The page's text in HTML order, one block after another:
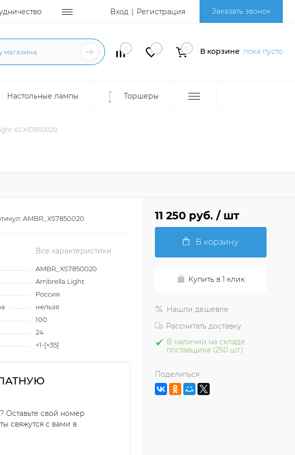
Вход Регистрация Заказать звонок
0 0 0 В корзине пока пусто
Настольные лампы Торшеры
XS XS7850020
AMBR_XS7850020
Все характеристики
AMBR_XS7850020
Ambrella Light
Россия
нельзя
100
24
+1-[+35]
Оставьте свой номер
свяжутся с вами в
11 250 руб. / шт
В корзину
Купить в 1 клик
Нашли дешевле
Рассчитать доставку
В наличии на складе
поставщика (250 шт.)
Поделиться